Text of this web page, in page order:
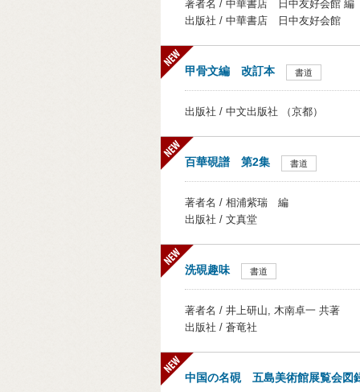
著者名 / 中華書店 日中友好会館 編
出版社 / 中華書店 日中友好会館
甲骨文編 改訂本 書道
出版社 / 中文出版社 （京都）
百華硯譜 第2集 書道
著者名 / 相浦紫瑞 編
出版社 / 文真堂
洗硯趣味 書道
著者名 / 井上研山, 木南卓一 共著
出版社 / 蒼竜社
中国の名硯 五島美術館展覧会